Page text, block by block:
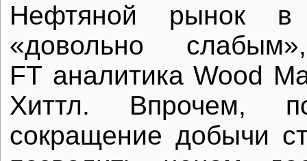
Нефтяной рынок
«довольно
FT аналитика Wood
Хиттл. Впрочем,
сокращение добычи